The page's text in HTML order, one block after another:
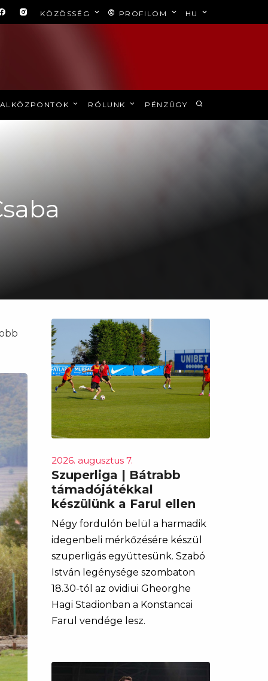
KÖZÖSSÉG PROFILOM HU
ALKÖZPONTOK RÓLUNK PÉNZÜGY
2026. augusztus 7.
Szuperliga | Bátrabb
támadójátékkal
készülünk a Farul ellen
Négy fordulón belül a harmadik
idegenbeli mérkőzésére készül
szuperligás együttesünk. Szabó
István legénysége szombaton
18.30-tól az ovidiui Gheorghe
Hagi Stadionban a Konstancai
Farul vendége lesz.